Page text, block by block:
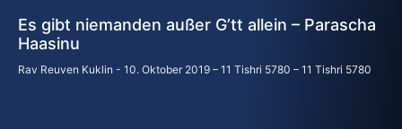
Es gibt niemanden außer G’tt allein – Parascha
Haasinu
Rav Reuven Kuklin 10. Oktober 2019 – 11 Tishri 5780 – 11 Tishri 5780